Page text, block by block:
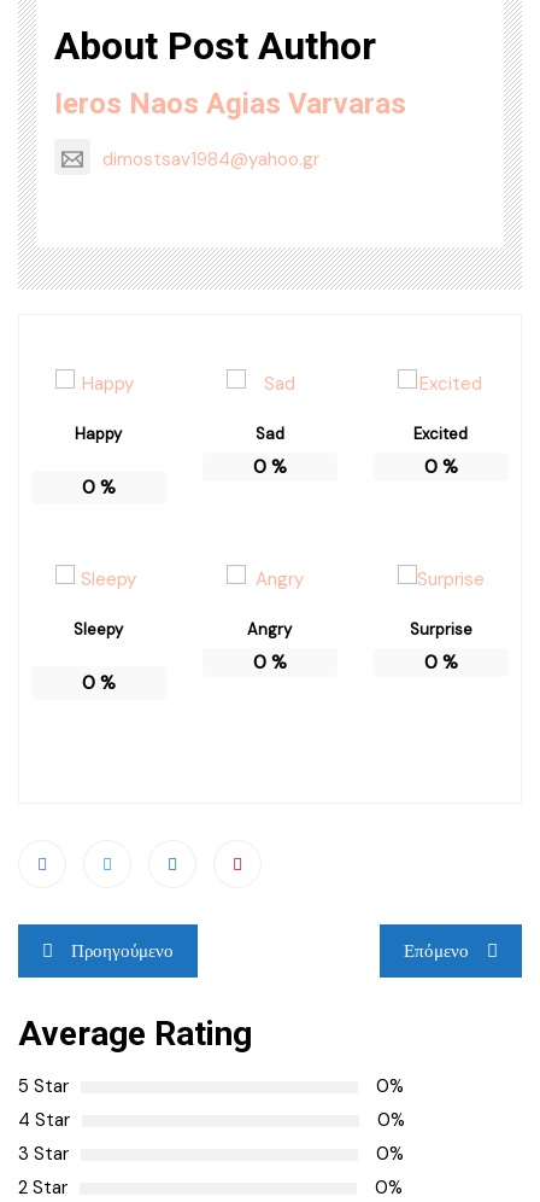
About Post Author
Ieros Naos Agias Varvaras
dimostsav1984@yahoo.gr
Happy
0%
Sad
0%
Excited
0%
Sleepy
0%
Angry
0%
Surprise
0%
Πλοήγηση
άρθρων
Προηγούμενο Επόμενο
Average Rating
5 Star
0%
4 Star
0%
3 Star
0%
2 Star
0%